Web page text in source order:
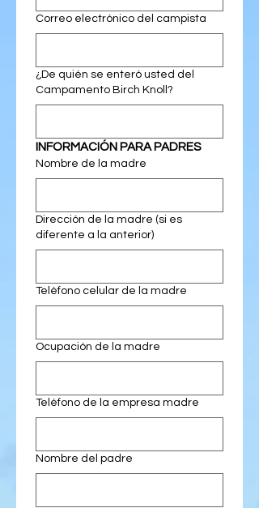
Correo electrónico del campista
¿De quién se enteró usted del
Campamento Birch Knoll?
INFORMACIÓN PARA PADRES
Nombre de la madre
Dirección de la madre (si es
diferente a la anterior)
Teléfono celular de la madre
Ocupación de la madre
Teléfono de la empresa madre
Nombre del padre